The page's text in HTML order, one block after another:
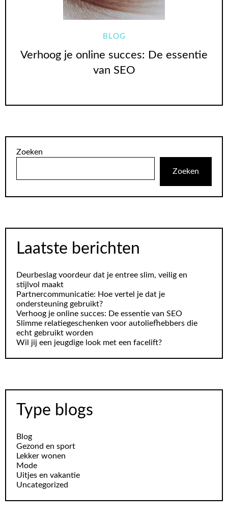
BLOG
Verhoog je online succes: De essentie
van SEO
Zoeken
Zoeken
Laatste berichten
Deurbeslag voordeur dat je entree slim, veilig en
stijlvol maakt
Partnercommunicatie: Hoe vertel je dat je
ondersteuning gebruikt?
Verhoog je online succes: De essentie van SEO
Slimme relatiegeschenken voor autoliefhebbers die
echt gebruikt worden
Wil jij een jeugdige look met een facelift?
Type blogs
Blog
Gezond en sport
Lekker wonen
Mode
Uitjes en vakantie
Uncategorized